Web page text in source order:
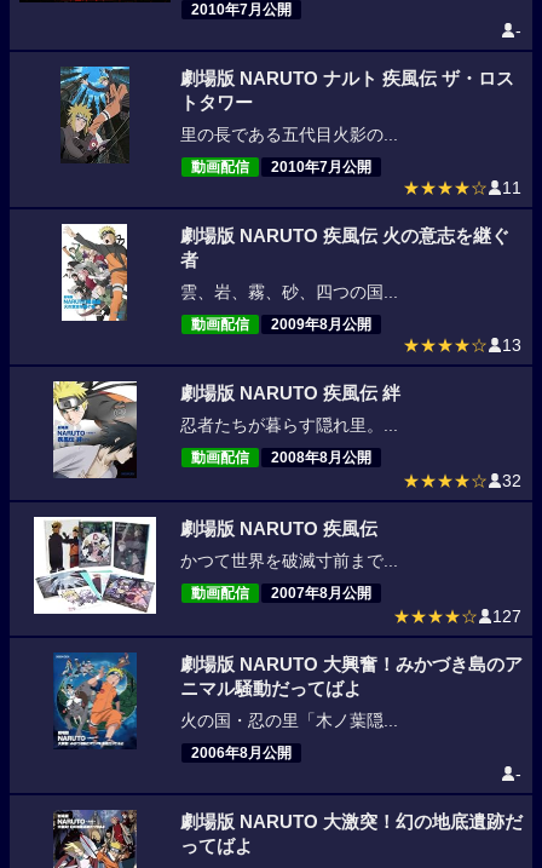
2010年7月公開
-
劇場版 NARUTO ナルト 疾風伝 ザ・ロス
トタワー
里の長である五代目火影の...
動画配信 2010年7月公開
★★★★☆ 11
劇場版 NARUTO 疾風伝 火の意志を継ぐ
者
雲、岩、霧、砂、四つの国...
動画配信 2009年8月公開
★★★★☆ 13
劇場版 NARUTO 疾風伝 絆
忍者たちが暮らす隠れ里。...
動画配信 2008年8月公開
★★★★☆ 32
劇場版 NARUTO 疾風伝
かつて世界を破滅寸前まで...
動画配信 2007年8月公開
★★★★☆ 127
劇場版 NARUTO 大興奮！みかづき島のア
ニマル騒動だってばよ
火の国・忍の里「木ノ葉隠...
2006年8月公開
-
劇場版 NARUTO 大激突！幻の地底遺跡だ
ってばよ